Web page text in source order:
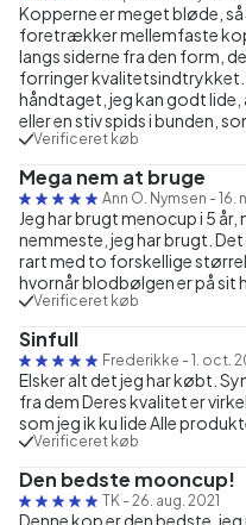
Kopperne er meget bløde,
foretrækker mellemfaste
langs siderne fra den form,
forringer kvalitetsindtrykket.
håndtaget, jeg kan godt lide,
eller en stiv spids i bunden,
Verificeret køb
Mega nem at bruge
Ann O. Nymsen - 16.
Jeg har brugt menocup i 5 år,
nemmeste, jeg har brugt.
rart med to forskellige
hvornår blodbølgen er på sit
Verificeret køb
Sinfull
Frederikke - 1. oct.
Elsker alt det jeg har købt.
fra dem Deres kvalitet er
som jeg ik ku lide Alle
Verificeret køb
Den bedste mooncup!
TK - 26. aug. 2021
Denne kop er den bedste,